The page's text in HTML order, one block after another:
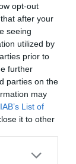
opt-out
after your
seeing
utilized by
prior to
further
parties on the
may
IAB’s List of
it to other
Google
az ilyen,
előre
amely
ha sikerül
is
és
válaszol
az